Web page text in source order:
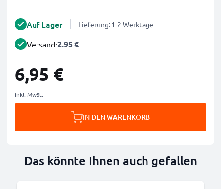
Auf Lager Lieferung: 1-2 Werktage
Versand:2.95 €
6,95 €
inkl. MwSt.
IN DEN WARENKORB
Das könnte Ihnen auch gefallen